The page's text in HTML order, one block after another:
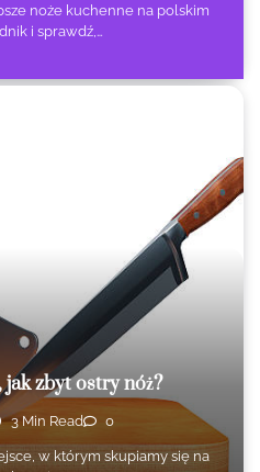
noże kuchenne na polskim
i sprawdź,…
jak zbyt ostry nóż?
3 Min Read 0
w którym skupiamy się na